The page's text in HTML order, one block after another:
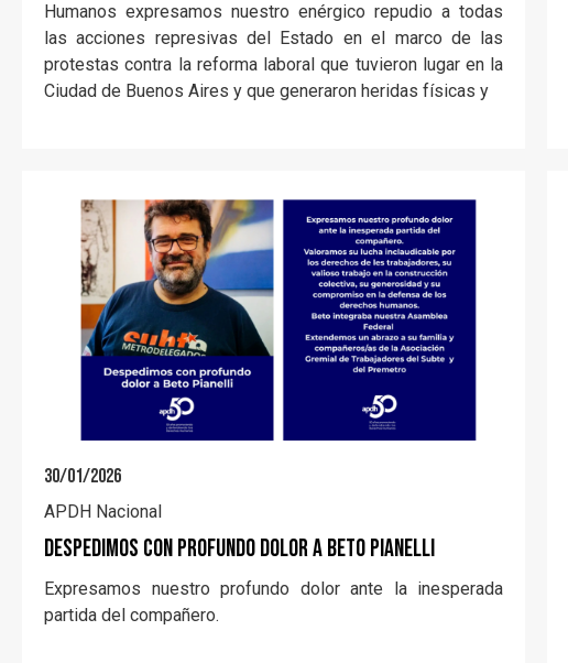
Humanos expresamos nuestro enérgico repudio a todas
las acciones represivas del Estado en el marco de las
protestas contra la reforma laboral que tuvieron lugar en la
Ciudad de Buenos Aires y que generaron heridas físicas y
30/01/2026
APDH Nacional
Despedimos con profundo dolor a Beto Pianelli
Expresamos nuestro profundo dolor ante la inesperada
partida del compañero.